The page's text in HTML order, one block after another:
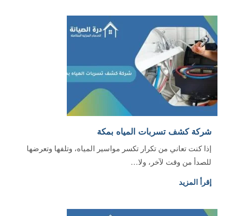
شركة كشف تسربات المياه بمكة
إذا كنت تعاني من تكرار تكسر مواسير المياه، وتلفها وتعرضها
للصدأ من وقت لآخر، ولا…
إقرأ المزيد